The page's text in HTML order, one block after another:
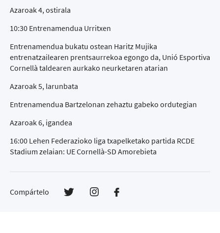
Azaroak 4, ostirala
10:30 Entrenamendua Urritxen
Entrenamendua bukatu ostean Haritz Mujika
entrenatzailearen prentsaurrekoa egongo da, Unió Esportiva
Cornellà taldearen aurkako neurketaren atarian
Azaroak 5, larunbata
Entrenamendua Bartzelonan zehaztu gabeko ordutegian
Azaroak 6, igandea
16:00 Lehen Federazioko liga txapelketako partida RCDE
Stadium zelaian: UE Cornellà-SD Amorebieta
Compártelo